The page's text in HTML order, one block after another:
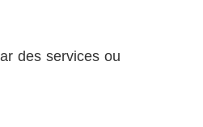
des services ou